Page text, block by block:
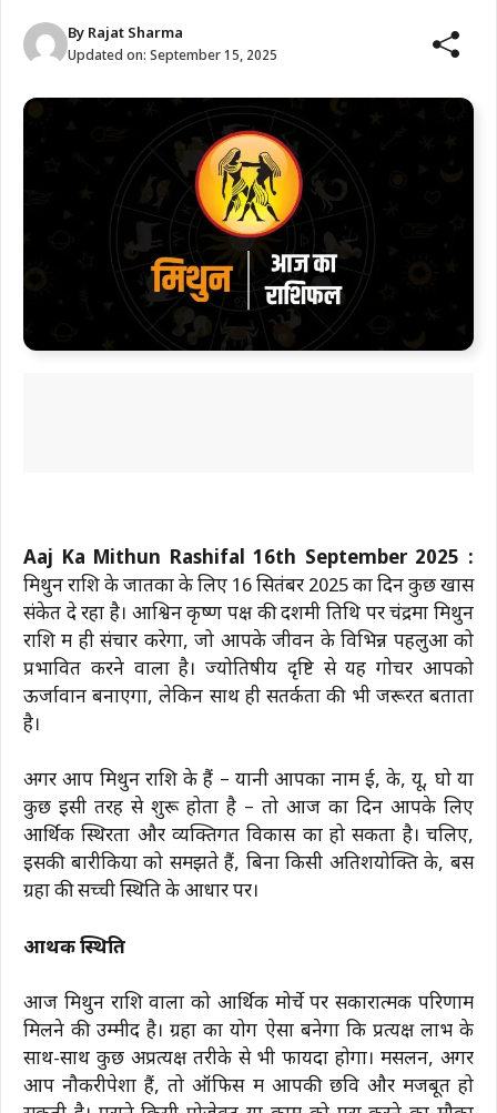
By Rajat Sharma
Updated on: September 15, 2025
Aaj Ka Mithun Rashifal 16th September 2025 :
मिथुन राशि के जातकों के लिए 16 सितंबर 2025 का दिन कुछ खास
संकेत दे रहा है। आश्विन कृष्ण पक्ष की दशमी तिथि पर चंद्रमा मिथुन
राशि में ही संचार करेगा, जो आपके जीवन के विभिन्न पहलुओं को
प्रभावित करने वाला है। ज्योतिषीय दृष्टि से यह गोचर आपको
ऊर्जावान बनाएगा, लेकिन साथ ही सतर्कता की भी जरूरत बताता
है।
अगर आप मिथुन राशि के हैं – यानी आपका नाम ई, के, यू, घो या
कुछ इसी तरह से शुरू होता है – तो आज का दिन आपके लिए
आर्थिक स्थिरता और व्यक्तिगत विकास का हो सकता है। चलिए,
इसकी बारीकियों को समझते हैं, बिना किसी अतिशयोक्ति के, बस
ग्रहों की सच्ची स्थिति के आधार पर।
आर्थिक स्थिति
आज मिथुन राशि वालों को आर्थिक मोर्चे पर सकारात्मक परिणाम
मिलने की उम्मीद है। ग्रहों का योग ऐसा बनेगा कि प्रत्यक्ष लाभ के
साथ-साथ कुछ अप्रत्यक्ष तरीके से भी फायदा होगा। मसलन, अगर
आप नौकरीपेशा हैं, तो ऑफिस में आपकी छवि और मजबूत हो